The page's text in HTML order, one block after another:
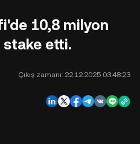
10,8 milyon
stake etti.
Çıkış zamanı: 22.12.2025 03:48:23